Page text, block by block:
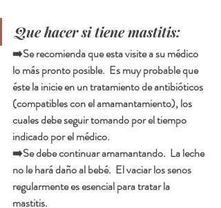
Que hacer si tiene mastitis:
➡️Se recomienda que esta visite a su médico
lo más pronto posible.  Es muy probable que
éste la inicie en un tratamiento de antibióticos
(compatibles con el amamantamiento), los
cuales debe seguir tomando por el tiempo
indicado por el médico.
➡️Se debe continuar amamantando.  La leche
no le hará daño al bebé.  El vaciar los senos
regularmente es esencial para tratar la
mastitis.